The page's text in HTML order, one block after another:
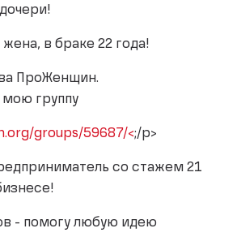
жена, в браке 22 года!
ПроЖенщин.
мою группу
groups/59687/<;/p>
со стажем 21
- помогу любую идею